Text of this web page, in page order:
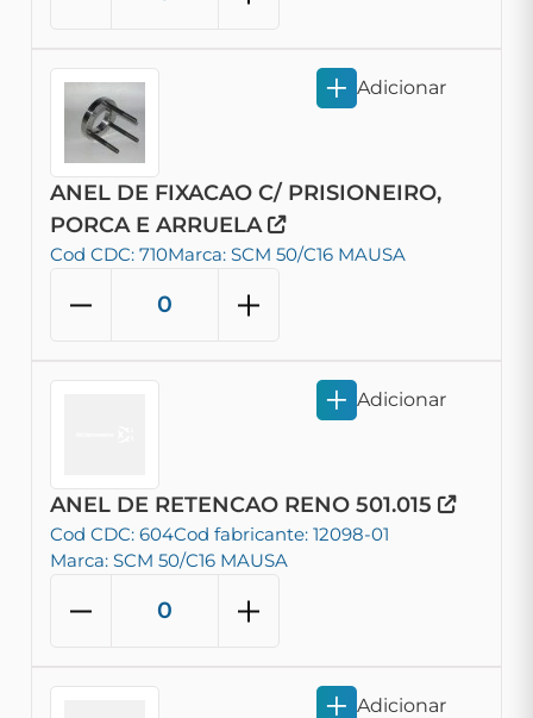
ANEL DE FIXACAO C/ PRISIONEIRO,
PORCA E ARRUELA
Cod CDC: 710Marca: SCM 50/C16 MAUSA
Adicionar
ANEL DE RETENCAO RENO 501.015
Cod CDC: 604Cod fabricante: 12098-01
Marca: SCM 50/C16 MAUSA
Adicionar
Adicionar